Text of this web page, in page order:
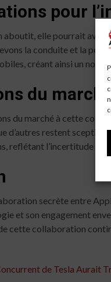
pour
elle pourrait avoir
la conduite et la
créant ainsi un
du
du marché à cette
d’autres restent
reflétant l’incertitude
secrète entre
et son engagement
cette collaboration
de Tesla Aurait